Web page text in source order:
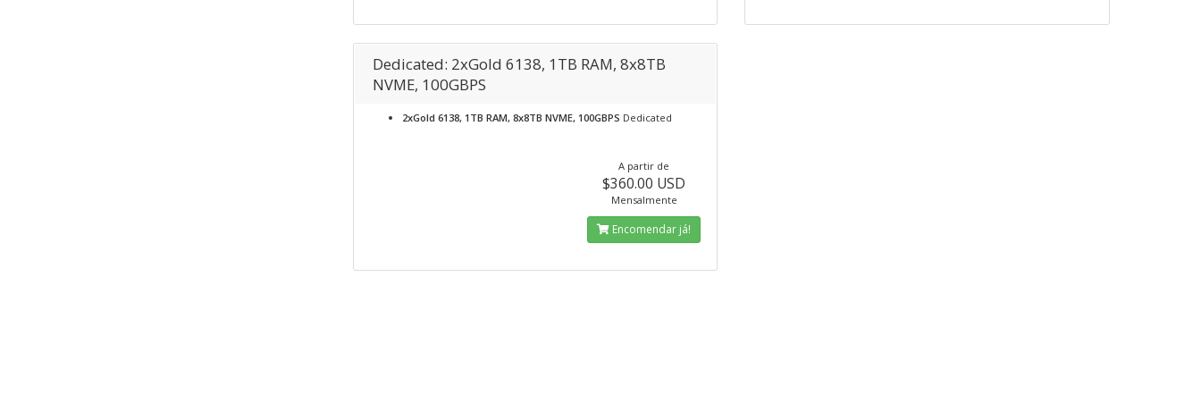
Dedicated: 2xGold 6138, 1TB RAM, 8x8TB
NVME, 100GBPS
2xGold 6138, 1TB RAM, 8x8TB NVME, 100GBPS Dedicated
A partir de
$360.00 USD
Mensalmente
Encomendar já!